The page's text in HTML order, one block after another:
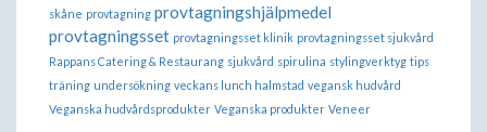
skåne provtagning provtagningshjälpmedel
provtagningsset provtagningsset klinik provtagningsset sjukvård
Rappans Catering & Restaurang sjukvård spirulina stylingverktyg tips
träning undersökning veckans lunch halmstad vegansk hudvård
Veganska hudvårdsprodukter Veganska produkter Veneer